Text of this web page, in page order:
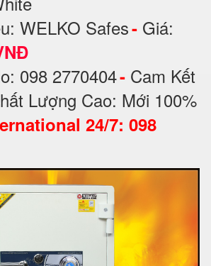
WELKO Safes- Giá:
098 2770404- Cam Kết
Lượng Cao: Mới 100%
24/7: 098